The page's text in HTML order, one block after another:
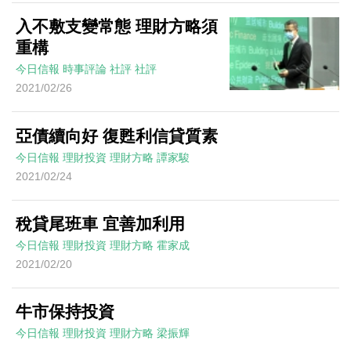
入不敷支變常態 理財方略須
重構
今日信報 時事評論 社評 社評
2021/02/26
亞債續向好 復甦利信貸質素
今日信報 理財投資 理財方略 譚家駿
2021/02/24
稅貸尾班車 宜善加利用
今日信報 理財投資 理財方略 霍家成
2021/02/20
牛市保持投資
今日信報 理財投資 理財方略 梁振輝